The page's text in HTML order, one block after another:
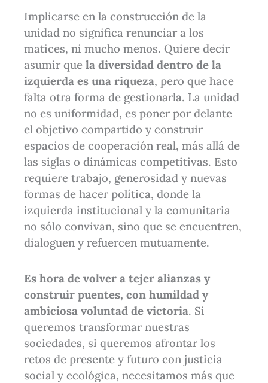
Implicarse en la construcción de la
unidad no significa renunciar a los
matices, ni mucho menos. Quiere decir
asumir quela diversidad dentro de la
izquierda es una riqueza, pero que hace
falta otra forma de gestionarla. La unidad
no es uniformidad, es poner por delante
el objetivo compartido y construir
espacios de cooperación real, más allá de
las siglas o dinámicas competitivas. Esto
requiere trabajo, generosidad y nuevas
formas de hacer política, donde la
izquierda institucional y la comunitaria
no sólo convivan, sino que se encuentren,
dialoguen y refuercen mutuamente.
Es hora de volver a tejer alianzas y
construir puentes, con humildad y
ambiciosa voluntad de victoria. Si
queremos transformar nuestras
sociedades, si queremos afrontar los
retos de presente y futuro con justicia
social y ecológica, necesitamos más que